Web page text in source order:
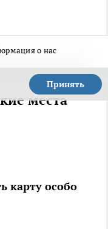
о нас
Принять
места
карту особо